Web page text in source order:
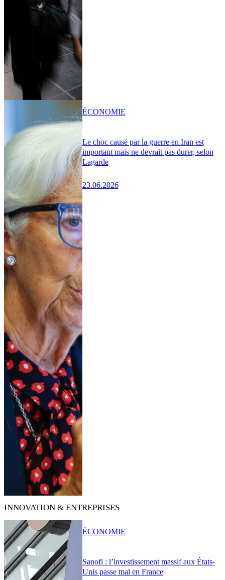
Le choc causé par la guerre en Iran est
important mais ne devrait pas durer, selon
Lagarde
23.06.2026
ÉCONOMIE
INNOVATION & ENTREPRISES
Sanofi : l’investissement massif aux États-
Unis passe mal en France
ÉCONOMIE